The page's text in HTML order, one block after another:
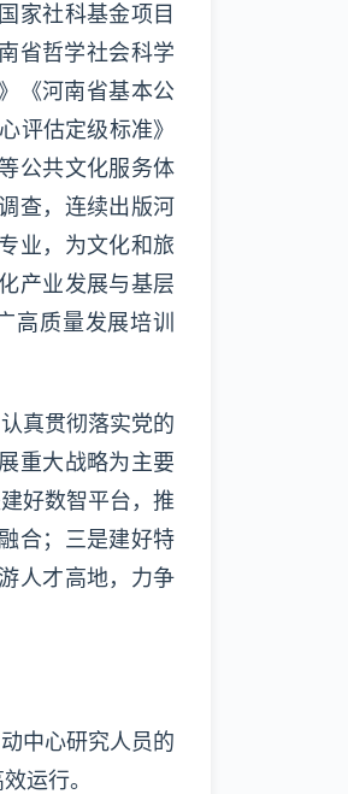
家社科基金项目
省哲学社会科学
《河南省基本公
评估定级标准》
公共文化服务体
查，连续出版河
业，为文化和旅
产业发展与基层
质量发展培训
真贯彻落实党的
重大战略为主要
好数智平台，推
合；三是建好特
人才高地，力争
中心研究人员的
运行。